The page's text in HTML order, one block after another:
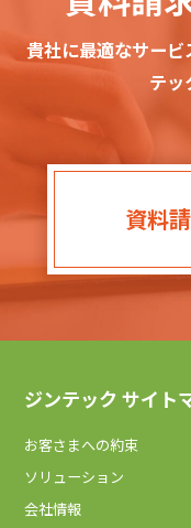
貴社に最適なサー
テッ
資料
ジンテック サイト
お客さまへの約束
ソリューション
会社情報